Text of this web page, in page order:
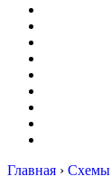
Главная › Схемы